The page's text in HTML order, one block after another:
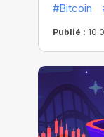
#Bitcoin
Publié :